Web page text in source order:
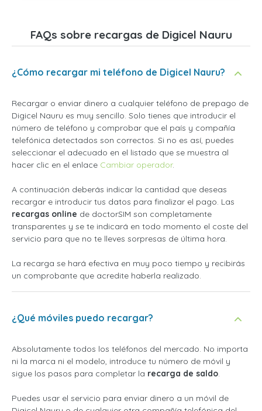
FAQs sobre recargas de Digicel Nauru
¿Cómo recargar mi teléfono de Digicel Nauru?
Recargar o enviar dinero a cualquier teléfono de prepago de
Digicel Nauru es muy sencillo. Solo tienes que introducir el
número de teléfono y comprobar que el país y compañía
telefónica detectados son correctos. Si no es así, puedes
seleccionar el adecuado en el listado que se muestra al
hacer clic en el enlace Cambiar operador.
A continuación deberás indicar la cantidad que deseas
recargar e introducir tus datos para finalizar el pago. Las
recargas online de doctorSIM son completamente
transparentes y se te indicará en todo momento el coste del
servicio para que no te lleves sorpresas de última hora.
La recarga se hará efectiva en muy poco tiempo y recibirás
un comprobante que acredite haberla realizado.
¿Qué móviles puedo recargar?
Absolutamente todos los teléfonos del mercado. No importa
ni la marca ni el modelo, introduce tu número de móvil y
sigue los pasos para completar la recarga de saldo.
Puedes usar el servicio para enviar dinero a un móvil de